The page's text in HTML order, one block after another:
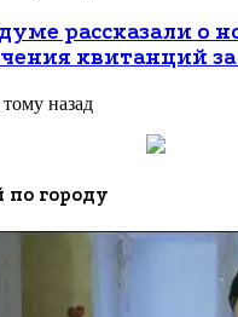
рассказали о
квитанций
тому назад
городу